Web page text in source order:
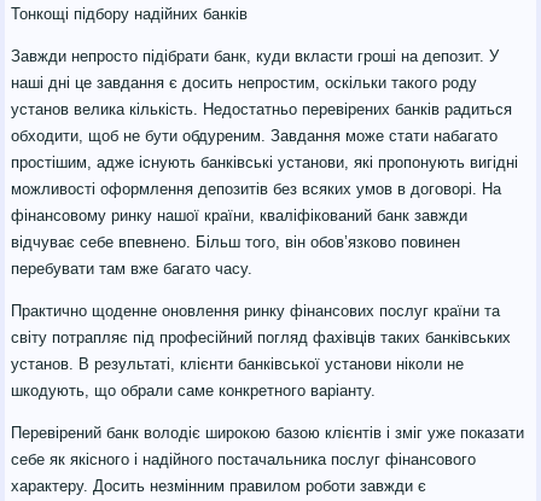
Тонкощі підбору надійних банків
Завжди непросто підібрати банк, куди вкласти гроші на депозит. У
наші дні це завдання є досить непростим, оскільки такого роду
установ велика кількість. Недостатньо перевірених банків радиться
обходити, щоб не бути обдуреним. Завдання може стати набагато
простішим, адже існують банківські установи, які пропонують вигідні
можливості оформлення депозитів без всяких умов в договорі. На
фінансовому ринку нашої країни, кваліфікований банк завжди
відчуває себе впевнено. Більш того, він обов’язково повинен
перебувати там вже багато часу.
Практично щоденне оновлення ринку фінансових послуг країни та
світу потрапляє під професійний погляд фахівців таких банківських
установ. В результаті, клієнти банківської установи ніколи не
шкодують, що обрали саме конкретного варіанту.
Перевірений банк володіє широкою базою клієнтів і зміг уже показати
себе як якісного і надійного постачальника послуг фінансового
характеру. Досить незмінним правилом роботи завжди є